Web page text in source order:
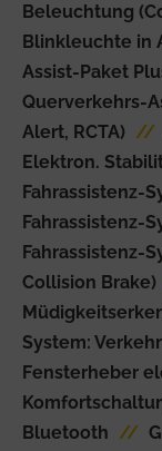
Beleuchtung
Blinkleuchte in
Assist-Paket
Querverkehrs-
Alert, RCTA) //
Elektron.
Fahrassistenz-
Fahrassistenz-
Fahrassistenz-
Collision Brake)
System:
Fensterheber
Bluetooth //